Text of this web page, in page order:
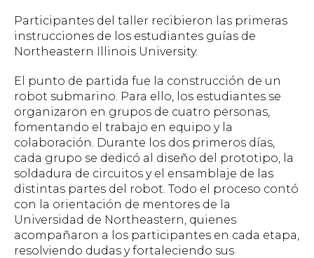
Participantes del taller recibieron las primeras
instrucciones de los estudiantes guías de
Northeastern Illinois University.
El punto de partida fue la construcción de un
robot submarino. Para ello, los estudiantes se
organizaron en grupos de cuatro personas,
fomentando el trabajo en equipo y la
colaboración. Durante los dos primeros días,
cada grupo se dedicó al diseño del prototipo, la
soldadura de circuitos y el ensamblaje de las
distintas partes del robot. Todo el proceso contó
con la orientación de mentores de la
Universidad de Northeastern, quienes
acompañaron a los participantes en cada etapa,
resolviendo dudas y fortaleciendo sus